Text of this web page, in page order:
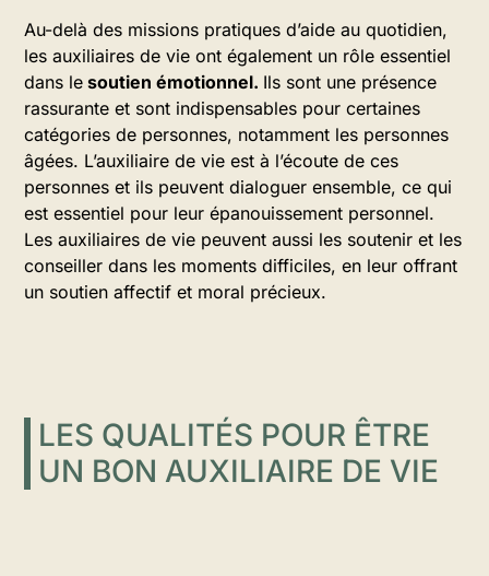
Au-delà des missions pratiques d’aide au quotidien,
les auxiliaires de vie ont également un rôle essentiel
dans le soutien émotionnel. Ils sont une présence
rassurante et sont indispensables pour certaines
catégories de personnes, notamment les personnes
âgées. L’auxiliaire de vie est à l’écoute de ces
personnes et ils peuvent dialoguer ensemble, ce qui
est essentiel pour leur épanouissement personnel.
Les auxiliaires de vie peuvent aussi les soutenir et les
conseiller dans les moments difficiles, en leur offrant
un soutien affectif et moral précieux.
LES QUALITÉS POUR ÊTRE
UN BON AUXILIAIRE DE VIE